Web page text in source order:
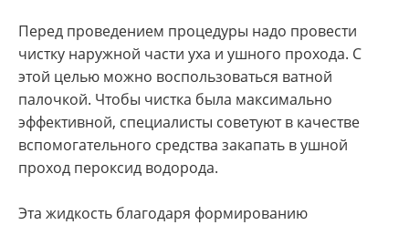
Перед проведением процедуры надо провести
чистку наружной части уха и ушного прохода. С
этой целью можно воспользоваться ватной
палочкой. Чтобы чистка была максимально
эффективной, специалисты советуют в качестве
вспомогательного средства закапать в ушной
проход пероксид водорода.
Эта жидкость благодаря формированию